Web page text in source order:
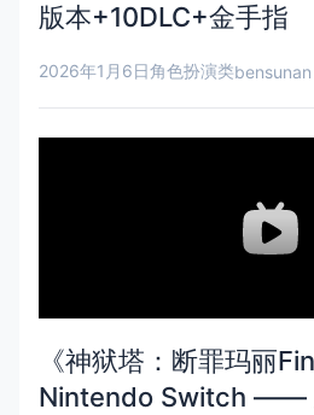
版本+10DLC+金手指
2026年1月6日角色扮演类bensunan
《神狱塔：断罪玛丽
Nintendo Switch ——